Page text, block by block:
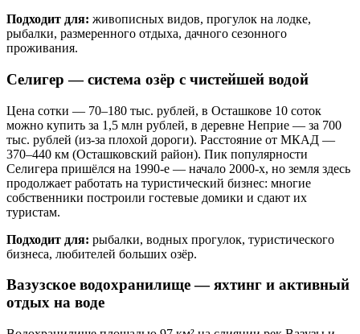
Подходит для: живописных видов, прогулок на лодке,
рыбалки, размеренного отдыха, дачного сезонного
проживания.
Селигер — система озёр с чистейшей водой
Цена сотки — 70–180 тыс. рублей, в Осташкове 10 соток
можно купить за 1,5 млн рублей, в деревне Неприе — за 700
тыс. рублей (из-за плохой дороги). Расстояние от МКАД —
370–440 км (Осташковский район). Пик популярности
Селигера пришёлся на 1990-е — начало 2000-х, но земля здесь
продолжает работать на туристический бизнес: многие
собственники построили гостевые домики и сдают их
туристам.
Подходит для: рыбалки, водных прогулок, туристического
бизнеса, любителей больших озёр.
Вазузское водохранилище — яхтинг и активный
отдых на воде